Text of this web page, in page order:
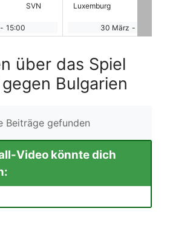
POR
- 17:45
BEL
30 März -
über das Spiel
Bulgarien
Beiträge gefunden
Video könnte dich